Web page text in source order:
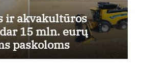
ir akvakultūros
15 mln. eurų
paskoloms